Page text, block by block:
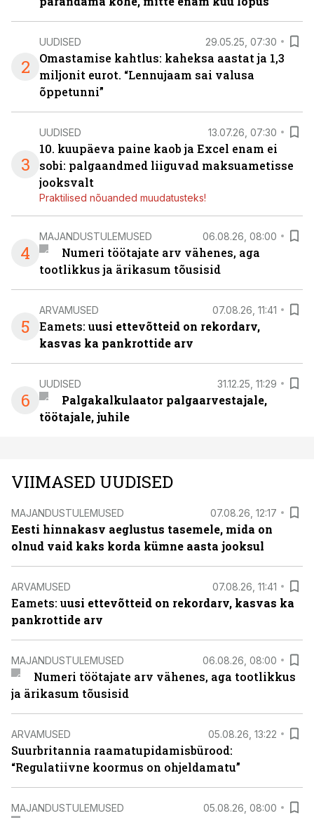
2
UUDISED 29.05.25, 07:30
Omastamise kahtlus: kaheksa aastat ja 1,3
miljonit eurot. “Lennujaam sai valusa
õppetunni”
3
UUDISED 13.07.26, 07:30
10. kuupäeva paine kaob ja Excel enam ei
sobi: palgaandmed liiguvad maksuametisse
jooksvalt
Praktilised nõuanded muudatusteks!
4
MAJANDUSTULEMUSED 06.08.26, 08:00
Numeri töötajate arv vähenes, aga
tootlikkus ja ärikasum tõusisid
5
ARVAMUSED 07.08.26, 11:41
Eamets: uusi ettevõtteid on rekordarv,
kasvas ka pankrottide arv
6
UUDISED 31.12.25, 11:29
Palgakalkulaator palgaarvestajale,
töötajale, juhile
VIIMASED UUDISED
MAJANDUSTULEMUSED 07.08.26, 12:17
Eesti hinnakasv aeglustus tasemele, mida on
olnud vaid kaks korda kümne aasta jooksul
ARVAMUSED 07.08.26, 11:41
Eamets: uusi ettevõtteid on rekordarv, kasvas ka
pankrottide arv
MAJANDUSTULEMUSED 06.08.26, 08:00
Numeri töötajate arv vähenes, aga tootlikkus
ja ärikasum tõusisid
ARVAMUSED 05.08.26, 13:22
Suurbritannia raamatupidamisbürood:
“Regulatiivne koormus on ohjeldamatu”
MAJANDUSTULEMUSED 05.08.26, 08:00